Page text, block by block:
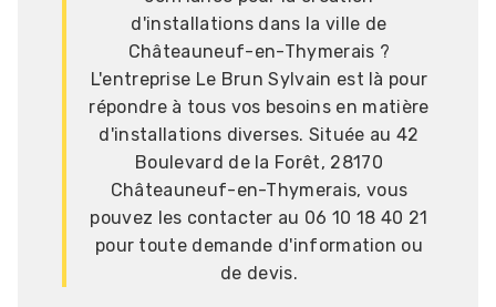
d'installations dans la ville de
Châteauneuf-en-Thymerais ?
L'entreprise Le Brun Sylvain est là pour
répondre à tous vos besoins en matière
d'installations diverses. Située au 42
Boulevard de la Forêt, 28170
Châteauneuf-en-Thymerais, vous
pouvez les contacter au 06 10 18 40 21
pour toute demande d'information ou
de devis.